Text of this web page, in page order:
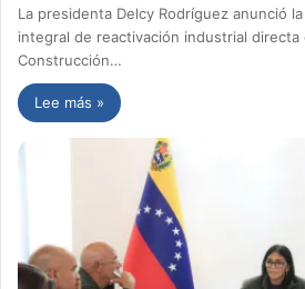
La presidenta Delcy Rodríguez anunció
integral de reactivación industrial directa
Construcción…
Lee más »